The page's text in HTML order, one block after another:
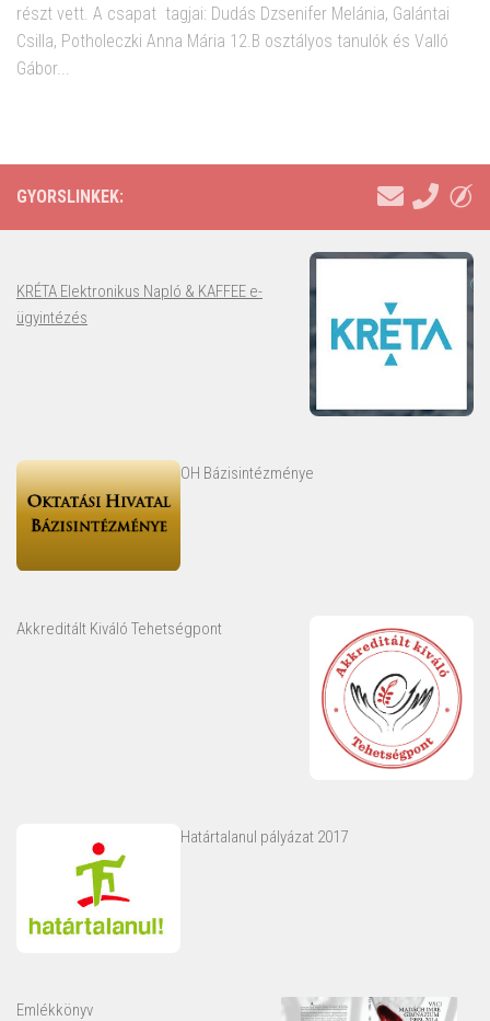
részt vett. A csapat tagjai: Dudás Dzsenifer Melánia, Galántai
Csilla, Potholeczki Anna Mária 12.B osztályos tanulók és Valló
Gábor...
GYORSLINKEK:
KRÉTA Elektronikus Napló & KAFFEE e-
ügyintézés
OH Bázisintézménye
Akkreditált Kiváló Tehetségpont
Határtalanul pályázat 2017
Emlékkönyv